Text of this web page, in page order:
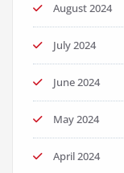
August 2024
July 2024
June 2024
May 2024
April 2024